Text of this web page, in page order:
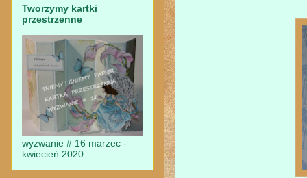
Tworzymy kartki
przestrzenne
wyzwanie # 16 marzec -
kwiecień 2020